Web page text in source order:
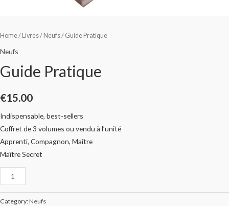
Home/ Livres/ Neufs/ Guide Pratique
Neufs
Guide Pratique
€15.00
Indispensable, best-sellers
Coffret de 3 volumes ou vendu à l’unité
Apprenti, Compagnon, Maître
Maître Secret
Category:Neufs